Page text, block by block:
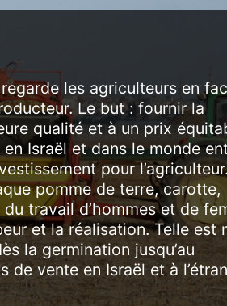
les agriculteurs en
Le but : fournir la
qualité et à un prix
Israël et dans le monde
pour
pomme de terre, carotte,
travail d’hommes et de
et la réalisation. Telle est
la germination jusqu’au
vente en Israël et à